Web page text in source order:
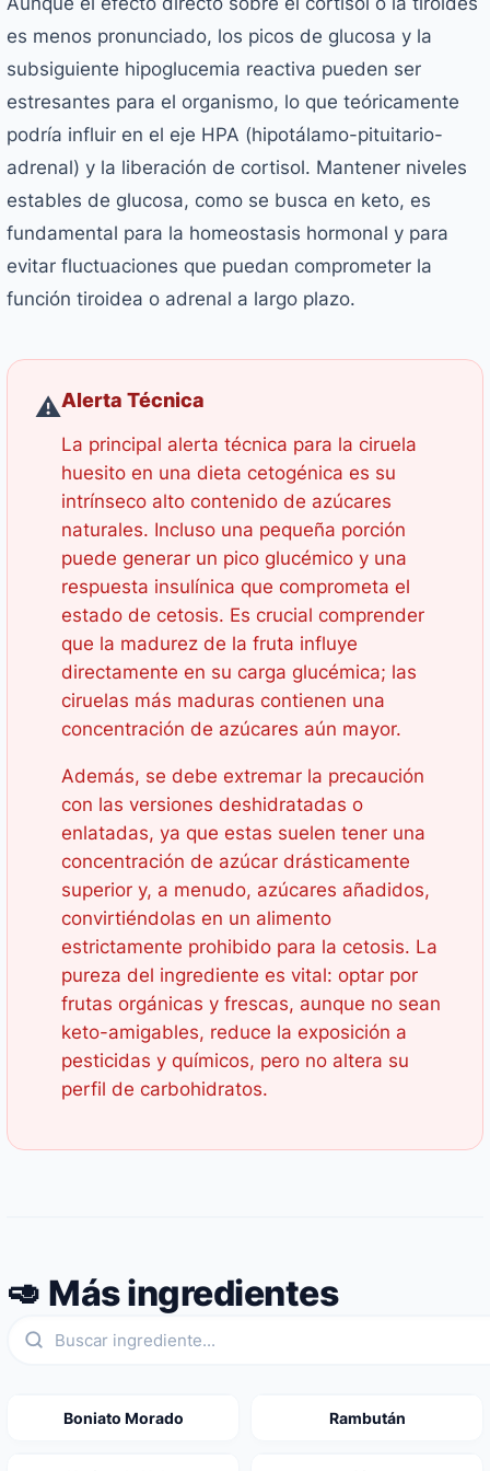
es menos pronunciado, los picos de glucosa y la
subsiguiente hipoglucemia reactiva pueden ser
estresantes para el organismo, lo que teóricamente
podría influir en el eje HPA (hipotálamo-pituitario-
adrenal) y la liberación de cortisol. Mantener niveles
estables de glucosa, como se busca en keto, es
fundamental para la homeostasis hormonal y para
evitar fluctuaciones que puedan comprometer la
función tiroidea o adrenal a largo plazo.
⚠️Alerta Técnica
La principal alerta técnica para la ciruela
huesito en una dieta cetogénica es su
intrínseco alto contenido de azúcares
naturales. Incluso una pequeña porción
puede generar un pico glucémico y una
respuesta insulínica que comprometa el
estado de cetosis. Es crucial comprender
que la madurez de la fruta influye
directamente en su carga glucémica; las
ciruelas más maduras contienen una
concentración de azúcares aún mayor.
Además, se debe extremar la precaución
con las versiones deshidratadas o
enlatadas, ya que estas suelen tener una
concentración de azúcar drásticamente
superior y, a menudo, azúcares añadidos,
convirtiéndolas en un alimento
estrictamente prohibido para la cetosis. La
pureza del ingrediente es vital: optar por
frutas orgánicas y frescas, aunque no sean
keto-amigables, reduce la exposición a
pesticidas y químicos, pero no altera su
perfil de carbohidratos.
🥑 Más ingredientes
Boniato Morado Rambután